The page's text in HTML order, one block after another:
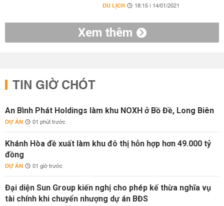
DU LỊCH 18:15 | 14/01/2021
Xem thêm
TIN GIỜ CHÓT
An Bình Phát Holdings làm khu NOXH ở Bồ Đề, Long Biên
DỰ ÁN 01 phút trước
Khánh Hòa đề xuất làm khu đô thị hỗn hợp hơn 49.000 tỷ
đồng
DỰ ÁN 01 giờ trước
Đại diện Sun Group kiến nghị cho phép kế thừa nghĩa vụ
tài chính khi chuyển nhượng dự án BĐS